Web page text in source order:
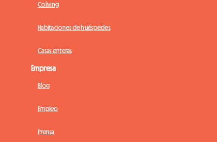
Coliving
Habitaciones de huéspedes
Casas enteras
Empresa
Blog
Empleo
Prensa